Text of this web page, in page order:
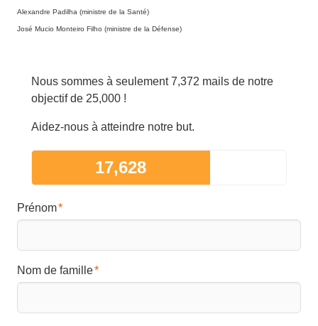
Alexandre Padilha (ministre de la Santé)
José Mucio Monteiro Filho (ministre de la Défense)
Nous sommes à seulement 7,372 mails de notre
objectif de 25,000 !
Aidez-nous à atteindre notre but.
17,628
Prénom
Nom de famille